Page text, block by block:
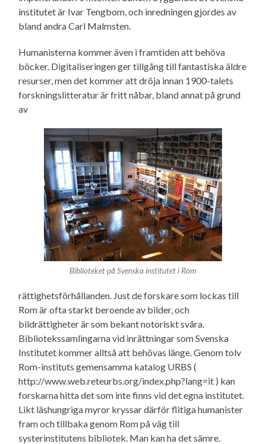
institutet är Ivar Tengbom, och inredningen gjordes av
bland andra Carl Malmsten.
Humanisterna kommer även i framtiden att behöva
böcker. Digitaliseringen ger tillgång till fantastiska äldre
resurser, men det kommer att dröja innan 1900-talets
forskningslitteratur är fritt nåbar, bland annat på grund
av
Biblioteket på Svenska institutet i Rom
rättighetsförhållanden. Just de forskare som lockas till
Rom är ofta starkt beroende av bilder, och
bildrättigheter är som bekant notoriskt svåra.
Bibliotekssamlingarna vid inrättningar som Svenska
Institutet kommer alltså att behövas länge. Genom tolv
Rom-instituts gemensamma katalog URBS (
http://www.web.reteurbs.org/index.php?lang=it ) kan
forskarna hitta det som inte finns vid det egna institutet.
Likt läshungriga myror kryssar därför flitiga humanister
fram och tillbaka genom Rom på väg till
systerinstitutens bibliotek. Man kan ha det sämre.